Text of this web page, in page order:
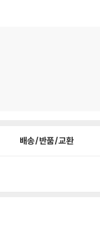
배송/반품/교환